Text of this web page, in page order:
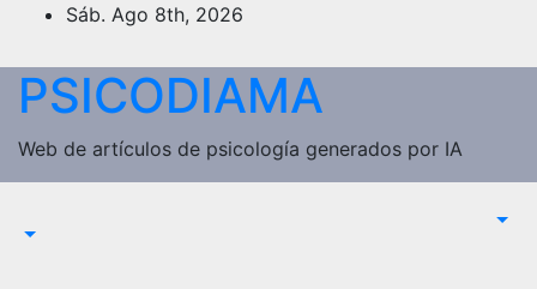
Saltar
contenido
Sáb. Ago 8th, 2026
PSICODIAMA
Web de artículos de psicología generados por IA